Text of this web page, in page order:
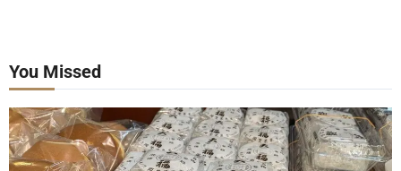
You Missed